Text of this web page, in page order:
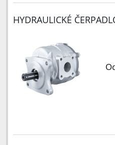
HYDRAULICKÉ